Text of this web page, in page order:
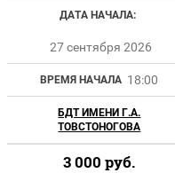
ДАТА НАЧАЛА:
27 сентября 2026
ВРЕМЯ НАЧАЛА 18:00
БДТ ИМЕНИ Г.А.
ТОВСТОНОГОВА
3 000 руб.